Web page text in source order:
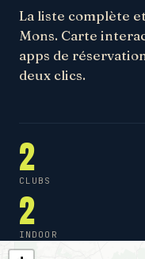
La liste complète
Mons. Carte
apps de
deux clics.
2
CLUBS
2
INDOOR